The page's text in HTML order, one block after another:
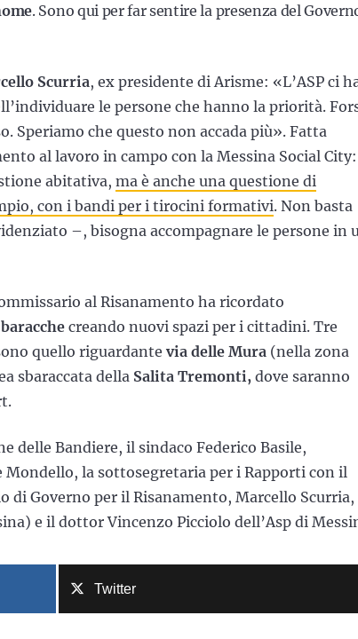
. Sono qui per far sentire la presenza del
Scurria, ex presidente di Arisme: «L’ASP ci
le persone che hanno la priorità.
Speriamo che questo non accada più». Fatta
al lavoro in campo con la Messina Social City:
abitativa, ma è anche una questione di
con i bandi per i tirocini formativi. Non basta
–, bisogna accompagnare le persone in
al Risanamento ha ricordato
creando nuovi spazi per i cittadini. Tre
quello riguardante via delle Mura (nella zona
sbaraccata della Salita Tremonti, dove saranno
delle Bandiere, il sindaco Federico Basile,
Mondello, la sottosegretaria per i Rapporti con il
di Governo per il Risanamento, Marcello Scurria,
e il dottor Vincenzo Picciolo dell’Asp di
Twitter